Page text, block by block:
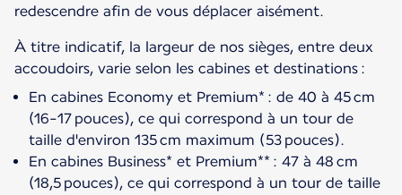
redescendre afin de vous déplacer aisément.
À titre indicatif, la largeur de nos sièges, entre deux
accoudoirs, varie selon les cabines et destinations :
En cabines Economy et Premium* : de 40 à 45 cm
(16-17 pouces), ce qui correspond à un tour de
taille d'environ 135 cm maximum (53 pouces).
En cabines Business* et Premium** : 47 à 48 cm
(18,5 pouces), ce qui correspond à un tour de taille